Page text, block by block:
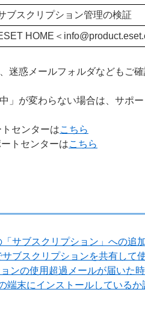
ブスクリプション管理の検証
HOME＜ info@
迷惑メールフォルダなどもご
」が変わらない場合は、サポ
センターはこちら
トセンターはこちら
「サブスクリプション」への追
サブスクリプションを共有して
ンの使用超過メールが届いた
端末にインストールしている